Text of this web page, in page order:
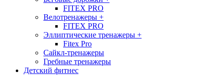
FITEX PRO
Велотренажеры +
FITEX PRO
Эллиптические тренажеры +
Fitex Pro
Сайкл-тренажеры
Гребные тренажеры
Детский фитнес